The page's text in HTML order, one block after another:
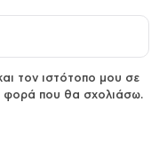
τον ιστότοπο μου σε
φορά που θα σχολιάσω.